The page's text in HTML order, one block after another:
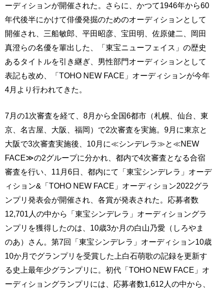
ーディションが開催された。さらに、かつて1946年から60
年代後半にかけて俳優発掘のためのオーディションとして
開催され、三船敏郎、平田昭彦、宝田明、佐原健二、岡田
真澄らの名優を輩出した、「東宝ニューフェイス」の歴史
あるタイトルを引き継ぎ、男性部門オーディションとして
表記も改め、「TOHO NEW FACE」オーディションが今年
4月より行われてきた。
7月の1次審査を経て、8月から全国6都市（札幌、仙台、東
京、名古屋、大阪、福岡）で2次審査を実施。9月に東京と
大阪で3次審査実施後、10月に≪シンデレラ≫と≪NEW
FACE≫の2グループに分かれ、都内で4次審査となる合宿
審査を行い、11月6日、都内にて「東宝シンデレラ」オーデ
ィション&「TOHO NEW FACE」オーディション2022グラ
ンプリ発表会が開催され、各賞が発表された。応募者数
12,701人の中から「東宝シンデレラ」オーディショングラ
ンプリを獲得したのは、10歳3か月の白山乃愛（しろやま
のあ）さん。第7回「東宝シンデレラ」オーディション10歳
10か月でグランプリを受賞した上白石萌歌の記録を更新す
る史上最年少グランプリに。初代「TOHO NEW FACE」オ
ーディショングランプリには、応募者数1,612人の中から、